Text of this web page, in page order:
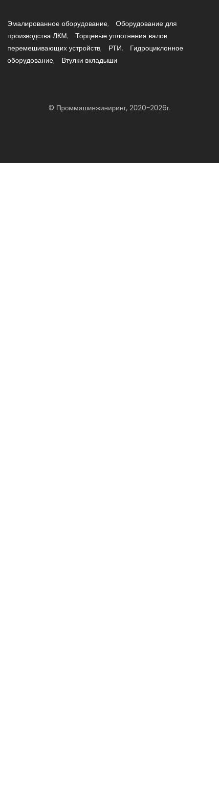
Эмалированное оборудование
Оборудование для
производства ЛКМ
Торцевые уплотнения валов
перемешивающих устройств
РТИ
Гидроциклонное
оборудование
Втулки вкладыши
© Проммашинжиниринг, 2020-2026г.